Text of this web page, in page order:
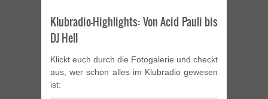
Klubradio-Highlights: Von Acid Pauli bis
DJ Hell
Klickt euch durch die Fotogalerie und checkt
aus, wer schon alles im Klubradio gewesen
ist: